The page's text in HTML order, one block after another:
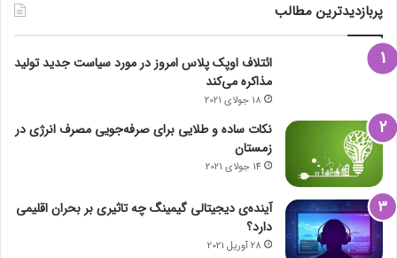
پربازدیدترین مطالب
ائتلاف اوپک پلاس امروز در مورد سیاست جدید تولید
مذاکره می‌کند
18 جولای 2021
نکات ساده و طلایی برای صرفه‌جویی مصرف انرژی در
زمستان
14 جولای 2021
آینده‌ی دیجیتالی گیمینگ چه تاثیری بر بحران اقلیمی
دارد؟
28 آوریل 2021